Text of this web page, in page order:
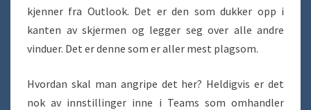
kjenner fra Outlook. Det er den som dukker opp i
kanten av skjermen og legger seg over alle andre
vinduer. Det er denne som er aller mest plagsom.
Hvordan skal man angripe det her? Heldigvis er det
nok av innstillinger inne i Teams som omhandler